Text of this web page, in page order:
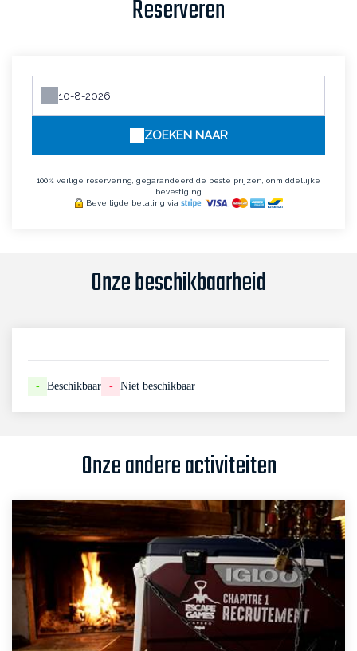
Reserveren
ZOEKEN NAAR
100% veilige reservering, gegarandeerd de beste prijzen, onmiddellijke
bevestiging
Beveiligde betaling via
Onze beschikbaarheid
- Beschikbaar - Niet beschikbaar
Onze andere activiteiten